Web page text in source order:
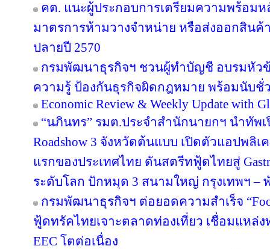
คต. แนะผู้ประกอบการเตรียมความพร้อมห
มาตรการห้ามวางจำหน่าย หรือส่งออกสินค้
ปลายปี 2570
กรมพัฒนาธุรกิจฯ ชวนผู้ทำบัญชี อบรมหัวข้
ความรู้ ป้องกันธุรกิจผิดกฎหมาย พร้อมนับชั่ว
Economic Review & Weekly Update with
“นภินทร” รมต.ประจำสำนักนายกฯ นำทัพเปิ
Roadshow 3 จังหวัดต้นแบบ เปิดตัวแอปพลิเค
แรกของประเทศไทย ดันสตรีทฟู้ดไทยสู่
ระดับโลก ปักหมุด 3 สนามใหญ่ กรุงเทพฯ –
กรมพัฒนาธุรกิจฯ ต่อยอดความสำเร็จ
ฟู้ดทรัคไทยเจาะตลาดท่องเที่ยว เชื่อมแหล่ง
EEC โตต่อเนื่อง